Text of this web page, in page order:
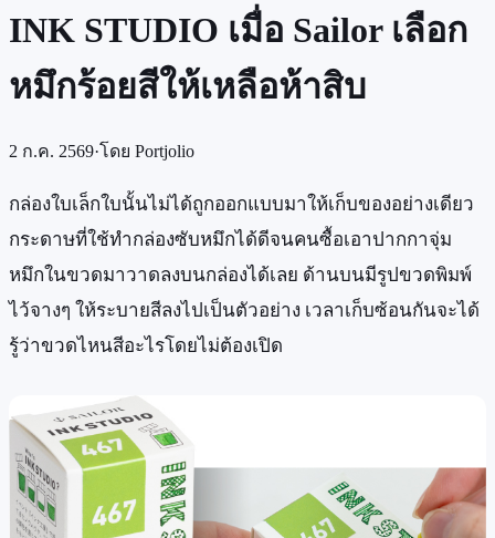
INK STUDIO เมื่อ Sailor เลือก
หมึกร้อยสีให้เหลือห้าสิบ
2 ก.ค. 2569·โดย Portjolio
กล่องใบเล็กใบนั้นไม่ได้ถูกออกแบบมาให้เก็บของอย่างเดียว
กระดาษที่ใช้ทำกล่องซับหมึกได้ดีจนคนซื้อเอาปากกาจุ่ม
หมึกในขวดมาวาดลงบนกล่องได้เลย ด้านบนมีรูปขวดพิมพ์
ไว้จางๆ ให้ระบายสีลงไปเป็นตัวอย่าง เวลาเก็บซ้อนกันจะได้
รู้ว่าขวดไหนสีอะไรโดยไม่ต้องเปิด